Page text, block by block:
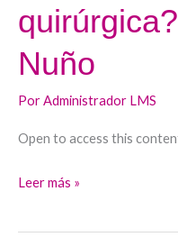
Nuño
PorAdministrador LMS
Open to access this
un
hepatólogo
de
la
quirúrgica?
Leer más »